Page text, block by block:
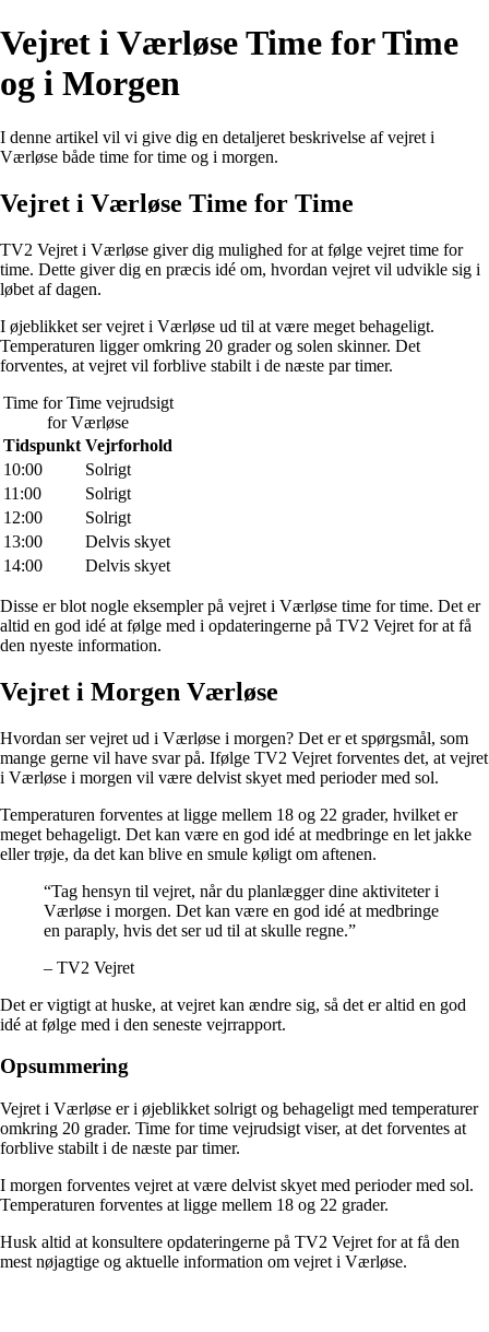
Vejret i Værløse Time for Time
og i Morgen
I denne artikel vil vi give dig en detaljeret beskrivelse af vejret i
Værløse både time for time og i morgen.
Vejret i Værløse Time for Time
TV2 Vejret i Værløse giver dig mulighed for at følge vejret time for
time. Dette giver dig en præcis idé om, hvordan vejret vil udvikle sig i
løbet af dagen.
I øjeblikket ser vejret i Værløse ud til at være meget behageligt.
Temperaturen ligger omkring 20 grader og solen skinner. Det
forventes, at vejret vil forblive stabilt i de næste par timer.
Time for Time vejrudsigt
for Værløse
Tidspunkt Vejrforhold
10:00
Solrigt
11:00
Solrigt
12:00
Solrigt
13:00
Delvis skyet
14:00
Delvis skyet
Disse er blot nogle eksempler på vejret i Værløse time for time. Det er
altid en god idé at følge med i opdateringerne på TV2 Vejret for at få
den nyeste information.
Vejret i Morgen Værløse
Hvordan ser vejret ud i Værløse i morgen? Det er et spørgsmål, som
mange gerne vil have svar på. Ifølge TV2 Vejret forventes det, at vejret
i Værløse i morgen vil være delvist skyet med perioder med sol.
Temperaturen forventes at ligge mellem 18 og 22 grader, hvilket er
meget behageligt. Det kan være en god idé at medbringe en let jakke
eller trøje, da det kan blive en smule køligt om aftenen.
“Tag hensyn til vejret, når du planlægger dine aktiviteter i
Værløse i morgen. Det kan være en god idé at medbringe
en paraply, hvis det ser ud til at skulle regne.”
– TV2 Vejret
Det er vigtigt at huske, at vejret kan ændre sig, så det er altid en god
idé at følge med i den seneste vejrrapport.
Opsummering
Vejret i Værløse er i øjeblikket solrigt og behageligt med temperaturer
omkring 20 grader. Time for time vejrudsigt viser, at det forventes at
forblive stabilt i de næste par timer.
I morgen forventes vejret at være delvist skyet med perioder med sol.
Temperaturen forventes at ligge mellem 18 og 22 grader.
Husk altid at konsultere opdateringerne på TV2 Vejret for at få den
mest nøjagtige og aktuelle information om vejret i Værløse.